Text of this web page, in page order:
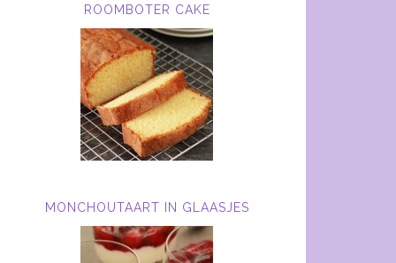
ROOMBOTER CAKE
MONCHOUTAART IN GLAASJES